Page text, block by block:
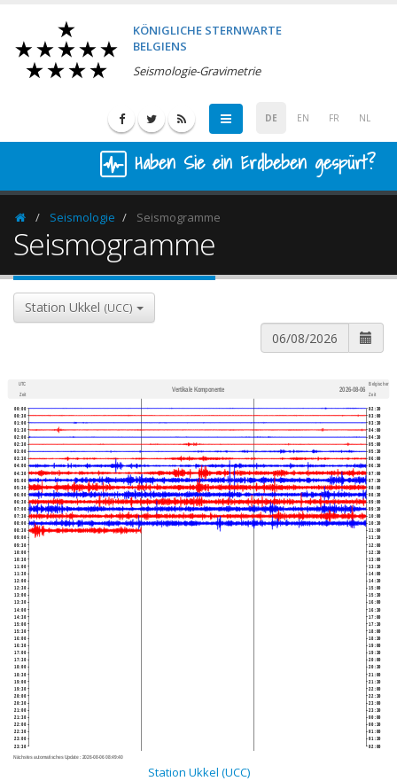
KÖNIGLICHE STERNWARTE
BELGIENS
Seismologie-Gravimetrie
DE EN FR NL
Haben Sie ein Erdbeben gespürt?
HomepageSeismologie Seismogramme
Seismogramme
Station Ukkel (UCC)
UTC
Zeit
Vertikale Komponente 2026-08-06
Belgischer
Zeit
00:00
00:30
01:00
01:30
02:00
02:30
03:00
03:30
04:00
04:30
05:00
05:30
06:00
06:30
07:00
07:30
08:00
08:30
09:00
09:30
10:00
10:30
11:00
11:30
12:00
12:30
13:00
13:30
14:00
14:30
15:00
15:30
16:00
16:30
17:00
17:30
18:00
18:30
19:00
19:30
20:00
20:30
21:00
21:30
22:00
22:30
23:00
23:30
02:30
03:00
03:30
04:00
04:30
05:00
05:30
06:00
06:30
07:00
07:30
08:00
08:30
09:00
09:30
10:00
10:30
11:00
11:30
12:00
12:30
13:00
13:30
14:00
14:30
15:00
15:30
16:00
16:30
17:00
17:30
18:00
18:30
19:00
19:30
20:00
20:30
21:00
21:30
22:00
22:30
23:00
23:30
00:00
00:30
01:00
01:30
02:00
Nächstes automatisches Update : 2026-08-06 08:49:40
Station Ukkel (UCC)